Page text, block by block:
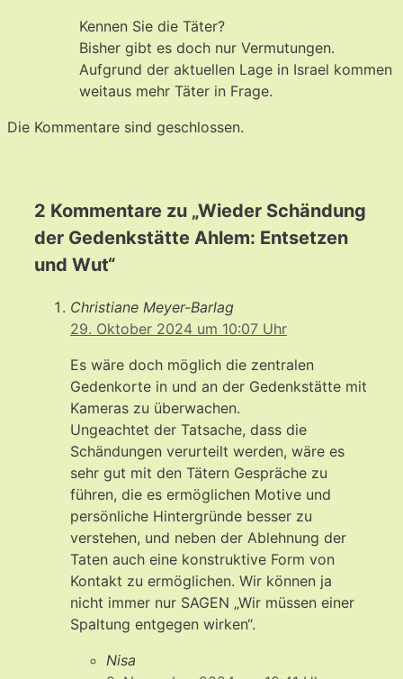
Kennen Sie die Täter?
Bisher gibt es doch nur Vermutungen.
Aufgrund der aktuellen Lage in Israel kommen
weitaus mehr Täter in Frage.
Die Kommentare sind geschlossen.
2 Kommentare zu „Wieder Schändung
der Gedenkstätte Ahlem: Entsetzen
und Wut“
Christiane Meyer-Barlag
29. Oktober 2024 um 10:07 Uhr
Es wäre doch möglich die zentralen
Gedenkorte in und an der Gedenkstätte mit
Kameras zu überwachen.
Ungeachtet der Tatsache, dass die
Schändungen verurteilt werden, wäre es
sehr gut mit den Tätern Gespräche zu
führen, die es ermöglichen Motive und
persönliche Hintergründe besser zu
verstehen, und neben der Ablehnung der
Taten auch eine konstruktive Form von
Kontakt zu ermöglichen. Wir können ja
nicht immer nur SAGEN „Wir müssen einer
Spaltung entgegen wirken“.
Nisa